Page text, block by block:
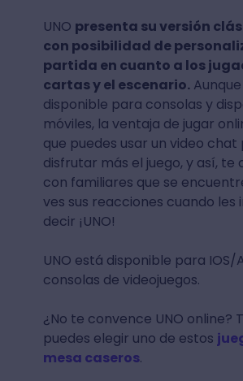
UNO presenta su versión
con posibilidad de
partida en cuanto a los
cartas y el escenario.Aunque
disponible para consolas y
móviles, la ventaja de jugar
que puedes usar un video chat
disfrutar más el juego, y así, te
con familiares que se
ves sus reacciones cuando les
decir ¡UNO!
UNO está disponible para IOS/
consolas de videojuegos.
¿No te convence UNO online?
puedes elegir uno de estos
mesa caseros.